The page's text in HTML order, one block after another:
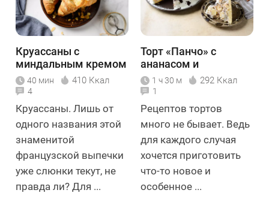
Круассаны с
миндальным кремом
40 мин 410 Ккал
4
Круассаны. Лишь от
одного названия этой
знаменитой
французской выпечки
уже слюнки текут, не
правда ли? Для ...
Торт «Панчо» с
ананасом и
миндалём
1 ч 30 м 292 Ккал
1
Рецептов тортов
много не бывает. Ведь
для каждого случая
хочется приготовить
что-то новое и
особенное ...